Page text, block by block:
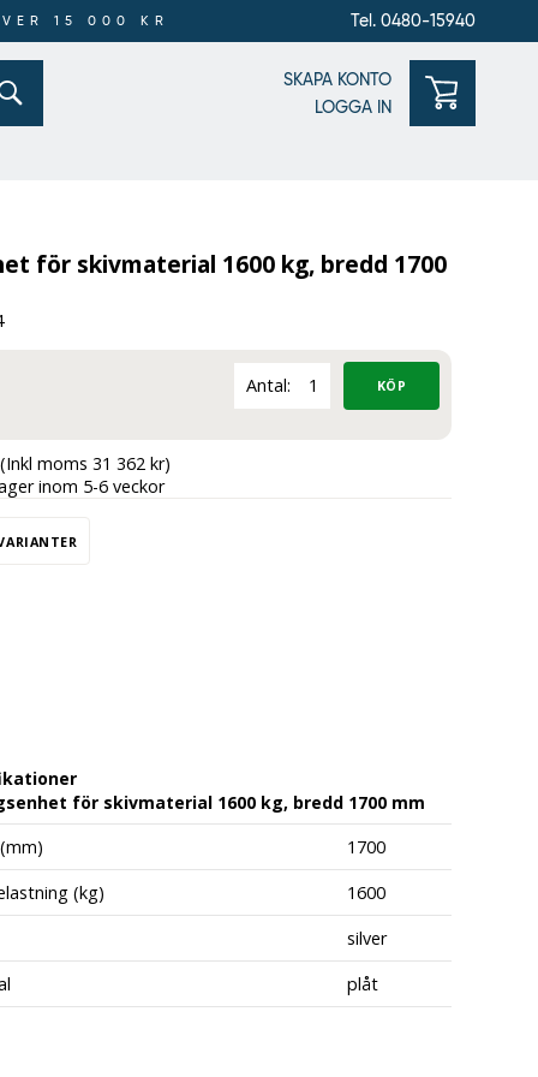
15 000 KR Tel. 0480-15940
SKAPA KONTO
LOGGA IN
för skivmaterial 1600 kg, bredd 1700
Antal:
moms 31 362 kr)
inom 5-6 veckor
för skivmaterial 1600 kg, bredd 1700 mm
1700
(kg)
1600
silver
plåt